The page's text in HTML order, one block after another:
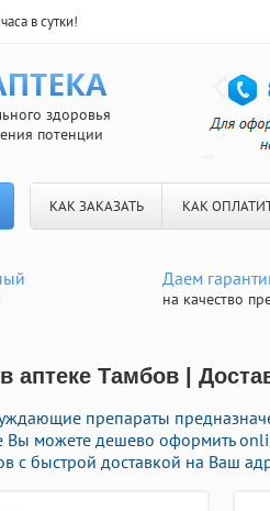
в сутки!
здоровья
потенции
КАК ЗАКАЗАТЬ КАК
Даем
на качество
аптеке Тамбов |
препараты
Вы можете дешево оформить
с быстрой доставкой на Ваш